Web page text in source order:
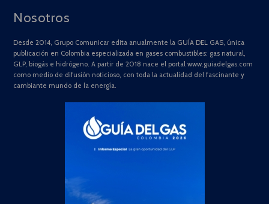
Nosotros
Desde 2014, Grupo Comunicar edita anualmente la GUÍA DEL GAS, única
publicación en Colombia especializada en gases combustibles: gas natural,
GLP, biogás e hidrógeno. A partir de 2018 nace el portal www.guiadelgas.com
como medio de difusión noticioso, con toda la actualidad del fascinante y
cambiante mundo de la energía.